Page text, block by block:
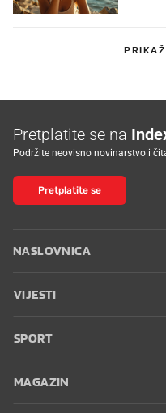
Pretplatite se na
Podržite neovisno novinarstvo i
Pretplatite se
NASLOVNICA
VIJESTI
SPORT
MAGAZIN